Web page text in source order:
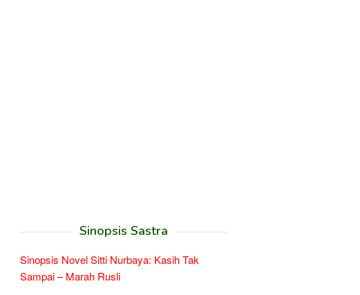
Sinopsis Sastra
Sinopsis Novel Sitti Nurbaya: Kasih Tak
Sampai – Marah Rusli